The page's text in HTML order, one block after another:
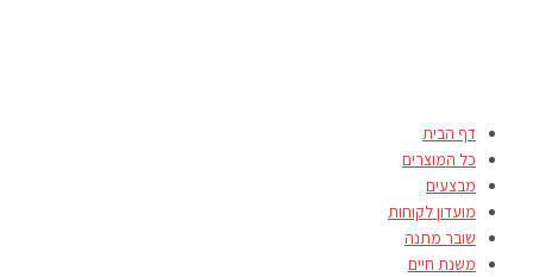
דף הבית
כל המוצרים
מבצעים
מועדון לקוחות
שובר מתנה
משנת חיים